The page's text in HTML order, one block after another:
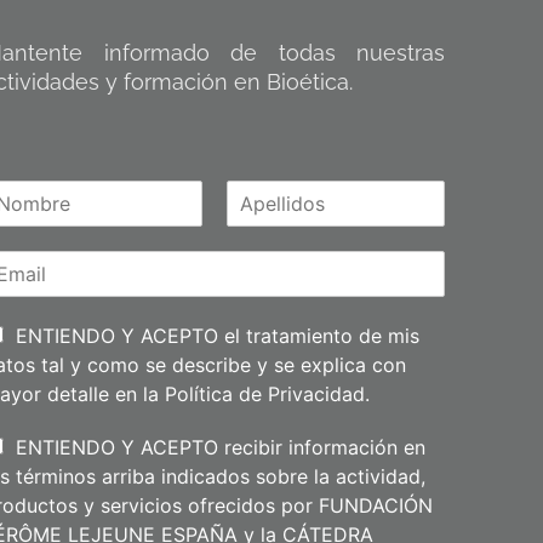
informado de todas nuestras
y formación en Bioética.
p
l
i
o
s
ENTIENDO Y ACEPTO el tratamiento de mis
tal y como se describe y se explica con
detalle en la Política de Privacidad.
ENTIENDO Y ACEPTO recibir información en
términos arriba indicados sobre la actividad,
y servicios ofrecidos por FUNDACIÓN
LEJEUNE ESPAÑA y la CÁTEDRA